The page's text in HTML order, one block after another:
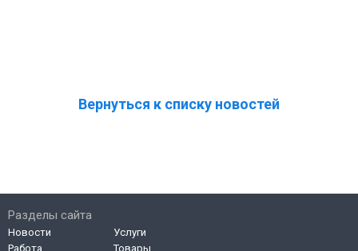
Вернуться к списку новостей
Разделы сайта
Новости
Работа
Услуги
Товары